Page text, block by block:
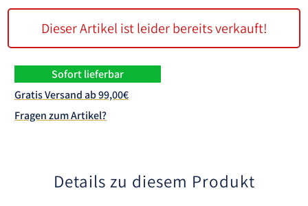
Dieser Artikel ist leider bereits verkauft!
Sofort lieferbar
Gratis Versand ab 99,00€
Fragen zum Artikel?
Details zu diesem Produkt